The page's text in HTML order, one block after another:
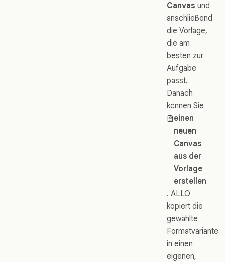
Canvas und
anschließend
die Vorlage,
die am
besten zur
Aufgabe
passt.
Danach
können Sie
einen
neuen
Canvas
aus der
Vorlage
erstellen
. ALLO
kopiert die
gewählte
Formatvariante
in einen
eigenen,